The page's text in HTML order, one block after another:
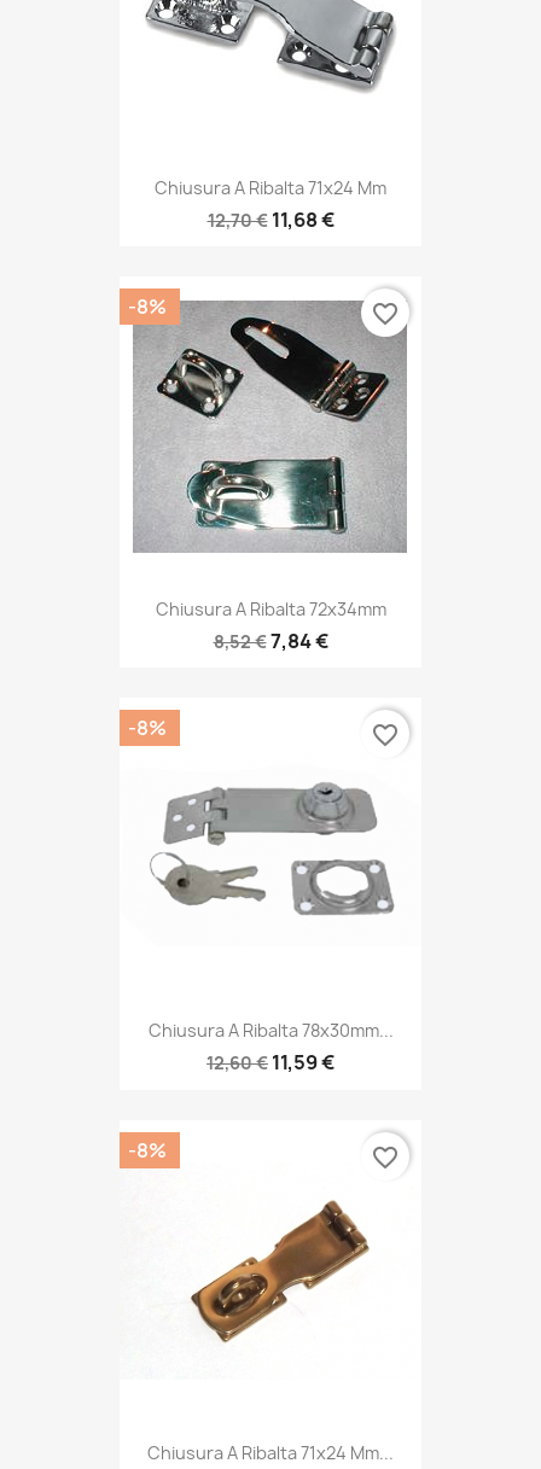
Chiusura A Ribalta 71x24 Mm
12,70 € 11,68 €
Chiusura A Ribalta 72x34mm
8,52 €7,84 €
-8% favorite_border
Chiusura A Ribalta 78x30mm...
12,60 € 11,59 €
-8% favorite_border
Chiusura A Ribalta 71x24 Mm...
-8% favorite_border